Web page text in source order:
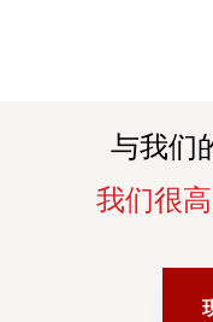
与我们
我们很